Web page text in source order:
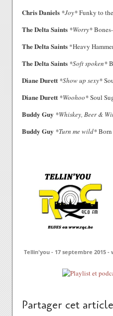
Chris Daniels *Joy*Funky to
The Delta Saints *Worry*
The Delta Saints *Heavy
The Delta Saints *Soft spoken*
Diane Durett *Show up sexy*
Diane Durett *Woohoo*Soul
Buddy Guy *Whiskey, Beer &
Buddy Guy *Turn me wild*
Tellin'you - 17 septembre 2015 -
Partager cet article